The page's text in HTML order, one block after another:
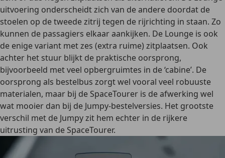
uitvoering onderscheidt zich van de andere doordat de
stoelen op de tweede zitrij tegen de rijrichting in staan. Zo
kunnen de passagiers elkaar aankijken. De Lounge is ook
de enige variant met zes (extra ruime) zitplaatsen. Ook
achter het stuur blijkt de praktische oorsprong,
bijvoorbeeld metveel opbergruimtes in de ‘cabine’. De
oorsprong als bestelbus zorgt wel vooral veel robuuste
materialen, maar bij de SpaceTourer is de afwerking wel
wat mooier dan bij de Jumpy-bestelversies. Het grootste
verschil met de Jumpy zit hem echter in de rijkere
uitrusting van de SpaceTourer.